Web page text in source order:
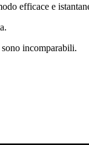
efficace e
incomparabili.